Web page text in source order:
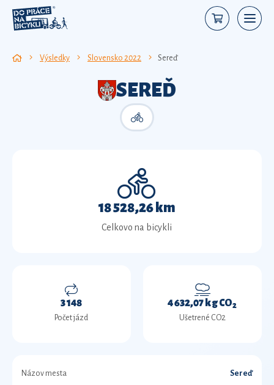
Výsledky Slovensko 2022 Sereď
SEREĎ
18 528,26 km
Celkovo na bicykli
3 148
Počet jázd
4 632,07 kg CO2
Ušetrené CO2
Názov mesta Sereď